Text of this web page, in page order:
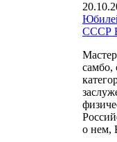
СССР
самбо,
о нем,